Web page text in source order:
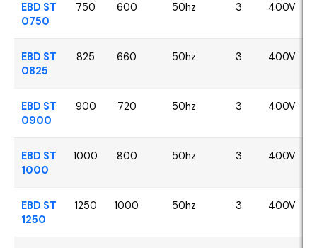
EBD ST
0750
750 600 50hz 3 400V
EBD ST
0825
825 660 50hz 3 400V
EBD ST
0900
900 720 50hz 3 400V
EBD ST
1000
1000 800 50hz 3 400V
EBD ST
1250
1250 1000 50hz 3 400V